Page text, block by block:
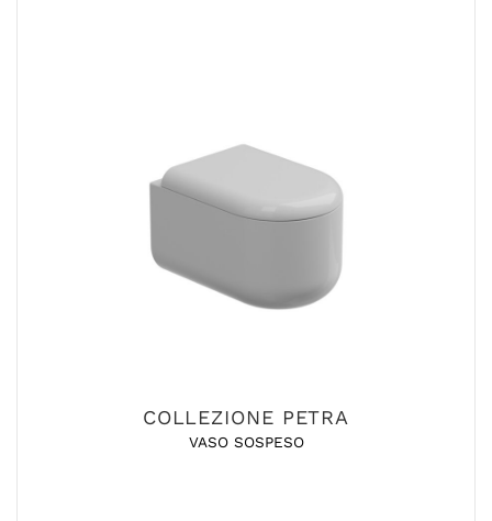
COLLEZIONE PETRA
VASO SOSPESO